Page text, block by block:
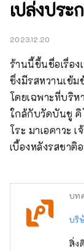
เปล่งประ
2023.12.20
ร้านนี้ขึ้นชื่อเรื่อง
ซึ่งมีรสหวานเข้ม
โดยเฉพาะที่บริห
ใกล้กับวัดบันชู คิ
โระ มาเอคาวะ
เบื้องหลังรสชาติ
บท
บริ
สิ่ง